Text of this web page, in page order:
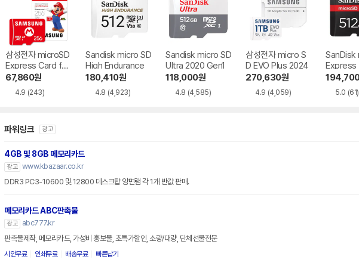
삼성전자 microSD
Express Card for
Nintendo Switch
67,860원
4.9 (243)
Sandisk micro SD
High Endurance
180,410원
4.8 (4,923)
Sandisk micro SD
Ultra 2020 Gen1
118,000원
4.8 (4,585)
삼성전자 micro S
D EVO Plus 2024
270,630원
4.9 (4,059)
SanDisk
Express
5.0 (61)
파워링크 광고
4GB 및 8GB 메모리카드
광고 www.kbazaar.co.kr
DDR3 PC3-10600 및 12800 데스크탑 양면램 각 1개 반값 판매.
메모리카드 ABC판촉물
광고
abc777.kr
판촉물제작, 메모리카드, 가성비 홍보물, 초특가할인, 소량/대량, 단체선물전문
시안무료 인쇄무료 배송무료 빠른납기